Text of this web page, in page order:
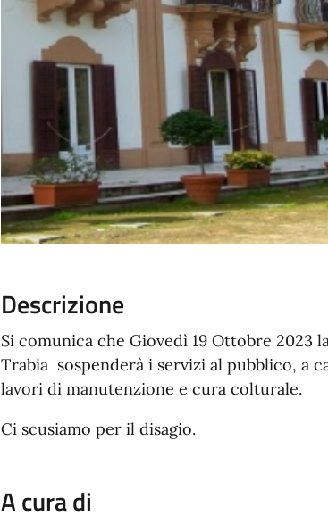
Descrizione
Si comunica che Giovedì 19 Ottobre 2023
Trabia sospenderà i servizi al pubblico, a
lavori di manutenzione e cura colturale.
Ci scusiamo per il disagio.
A cura di